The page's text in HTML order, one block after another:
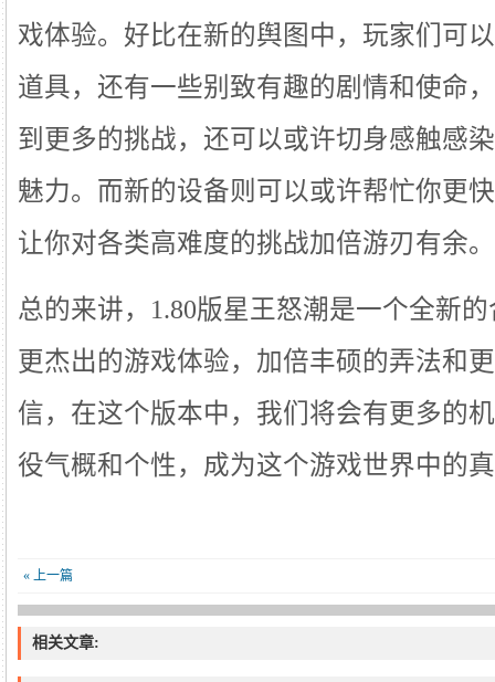
戏体验。好比在新的舆图中，玩家们可
道具，还有一些别致有趣的剧情和使命
到更多的挑战，还可以或许切身感触感
魅力。而新的设备则可以或许帮忙你更
让你对各类高难度的挑战加倍游刃有余。
总的来讲，1.80版星王怒潮是一个全新
更杰出的游戏体验，加倍丰硕的弄法和
信，在这个版本中，我们将会有更多的
役气概和个性，成为这个游戏世界中的
« 上一篇
相关文章: